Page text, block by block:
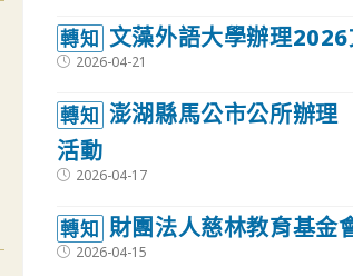
轉知 文藻外語大學辦理
Post2026-04-21
轉知 澎湖縣馬公市公所辦理
活動
Post2026-04-17
轉知 財團法人慈林教育基金
Post2026-04-15